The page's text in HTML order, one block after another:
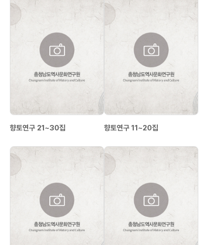
향토연구 21~30집 향토연구 11~20집